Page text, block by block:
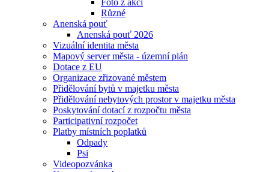
Foto z akcí
Různé
Anenská pouť
Anenská pouť 2026
Vizuální identita města
Mapový server města - územní plán
Dotace z EU
Organizace zřizované městem
Přidělování bytů v majetku města
Přidělování nebytových prostor v majetku města
Poskytování dotací z rozpočtu města
Participativní rozpočet
Platby místních poplatků
Odpady
Psi
Videopozvánka